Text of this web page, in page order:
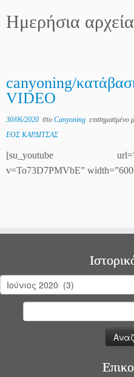
Ημερήσια
canyoning/
VIDEO
30/06/2020 στο Canyoning επισημασμένο
ΕΟΣ ΚΑΡΔΙΤΣΑΣ
[su_youtube
v=To73D7PMVbE”
Ιστορικό
άρθρων